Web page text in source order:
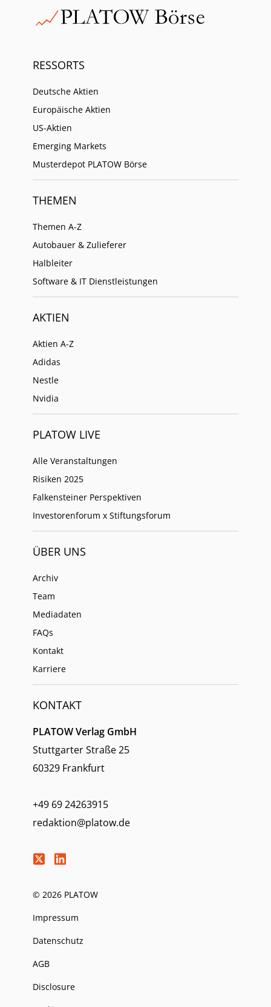
RESSORTS
Deutsche Aktien
Europäische Aktien
US-Aktien
Emerging Markets
Musterdepot PLATOW Börse
THEMEN
Themen A-Z
Autobauer & Zulieferer
Halbleiter
Software & IT Dienstleistungen
AKTIEN
Aktien A-Z
Adidas
Nestle
Nvidia
PLATOW LIVE
Alle Veranstaltungen
Risiken 2025
Falkensteiner Perspektiven
Investorenforum x Stiftungsforum
ÜBER UNS
Archiv
Team
Mediadaten
FAQs
Kontakt
Karriere
KONTAKT
PLATOW Verlag GmbH
Stuttgarter Straße 25
60329 Frankfurt
+49 69 24263915
redaktion@platow.de
© 2026 PLATOW
Impressum
Datenschutz
AGB
Disclosure